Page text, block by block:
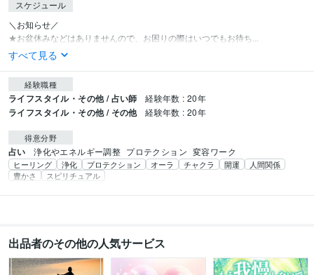
スケジュール
＼お知らせ／
★お盆休みなどはありませんので、お困りの際はいつでもお待ち...
すべて見る
経験職種
ライフスタイル・その他 / 占い師 経験年数 : 20年
ライフスタイル・その他 / その他 経験年数 : 20年
得意分野
占い 浄化やエネルギー調整 プロテクション 変容ワーク
ヒーリング 浄化 プロテクション オーラ チャクラ 開運
人間関係
豊かさ
スピリチュアル
出品者のその他の人気サービス